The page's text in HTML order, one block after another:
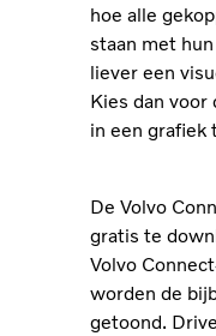
hoe alle
staan met
liever een
Kies dan voor
in een grafiek
De Volvo
gratis te
Volvo
worden de
getoond.